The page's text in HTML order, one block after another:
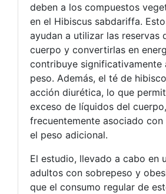
deben a los compuestos
en el Hibiscus sabdariffa.
ayudan a utilizar las reservas
cuerpo y convertirlas en
contribuye significativamente
peso. Además, el té de
acción diurética, lo que
exceso de líquidos del
frecuentemente asociado
el peso adicional.
El estudio, llevado a cabo en
adultos con sobrepeso y
que el consumo regular de